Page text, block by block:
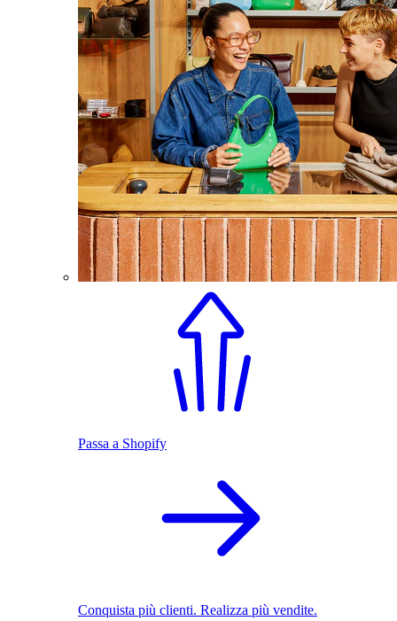
Passa a Shopify
Conquista più clienti. Realizza più vendite.